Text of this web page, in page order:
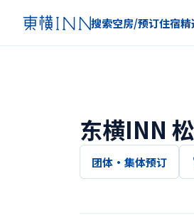
搜索空房/预订住宿精
东横INN
团体・集体预订